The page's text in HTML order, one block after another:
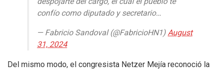
confío como diputado y secretario…
— Fabricio Sandoval (@FabricioHN1)August
31, 2024
Del mismo modo, el congresista Netzer Mejía reconoció la